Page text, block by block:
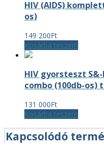
HIV (AIDS)
os)
149 200Ft
Kosárba teszem
HIV gyorsteszt
combo (100db-os)
131 000Ft
Kosárba teszem
Kapcsolódó